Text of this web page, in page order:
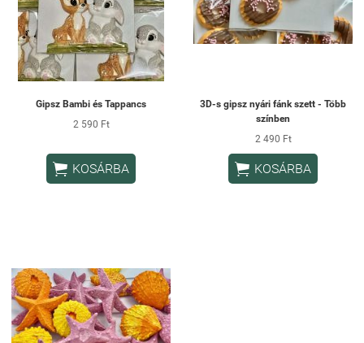
Gipsz Bambi és Tappancs
2 590 Ft
 KOSÁRBA
3D-s gipsz nyári fánk szett - Több
színben
2 490 Ft
 KOSÁRBA